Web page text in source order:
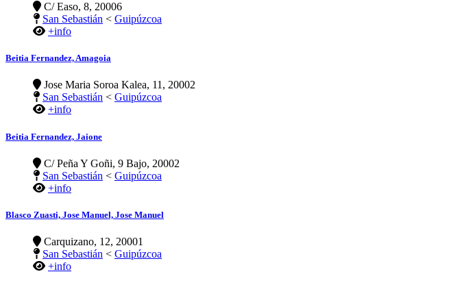
C/ Easo, 8, 20006
San Sebastián < Guipúzcoa
+info
Beitia Fernandez, Amagoia
Jose Maria Soroa Kalea, 11, 20002
San Sebastián < Guipúzcoa
+info
Beitia Fernandez, Jaione
C/ Peña Y Goñi, 9 Bajo, 20002
San Sebastián < Guipúzcoa
+info
Blasco Zuasti, Jose Manuel, Jose Manuel
Carquizano, 12, 20001
San Sebastián < Guipúzcoa
+info